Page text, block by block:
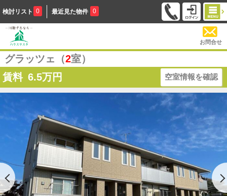
検討リスト 0 最近見た物件 0
お問合せ
グラッツェ（2室）
賃料 6.5万円 空室情報を確認